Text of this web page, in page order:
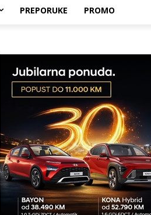
PREPORUKE PROMO